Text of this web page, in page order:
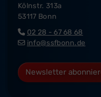
Kölnstr. 313a
53117 Bonn
02 28 - 67 68 68
info@ssfbonn.de
Newsletter